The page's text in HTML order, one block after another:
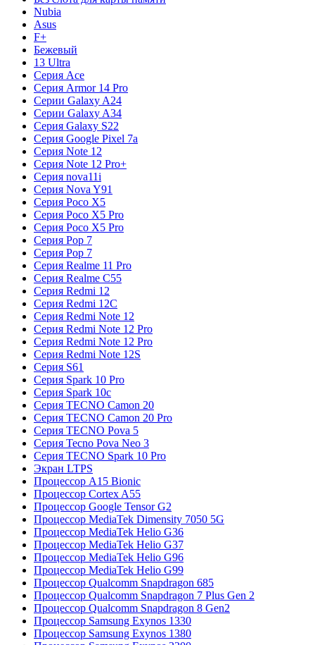
Nubia
Asus
F+
Бежевый
13 Ultra
Серия Ace
Серия Armor 14 Pro
Серии Galaxy A24
Серии Galaxy A34
Серия Galaxy S22
Серия Google Pixel 7a
Серия Note 12
Серия Note 12 Pro+
Серия nova11i
Серия Nova Y91
Серия Poco X5
Серия Poco X5 Pro
Серия Poco X5 Pro
Серия Pop 7
Серия Pop 7
Серия Realme 11 Pro
Серия Realme C55
Серия Redmi 12
Серия Redmi 12C
Серия Redmi Note 12
Серия Redmi Note 12 Pro
Серия Redmi Note 12 Pro
Серия Redmi Note 12S
Серия S61
Серия Spark 10 Pro
Серия Spark 10c
Серия TECNO Camon 20
Серия TECNO Camon 20 Pro
Серия TECNO Pova 5
Серия Tecno Pova Neo 3
Серия TECNO Spark 10 Pro
Экран LTPS
Процессор A15 Bionic
Процессор Cortex A55
Процессор Google Tensor G2
Процессор MediaTek Dimensity 7050 5G
Процессор MediaTek Helio G36
Процессор MediaTek Helio G37
Процессор MediaTek Helio G96
Процессор MediaTek Helio G99
Процессор Qualcomm Snapdragon 685
Процессор Qualcomm Snapdragon 7 Plus Gen 2
Процессор Qualcomm Snapdragon 8 Gen2
Процессор Samsung Exynos 1330
Процессор Samsung Exynos 1380